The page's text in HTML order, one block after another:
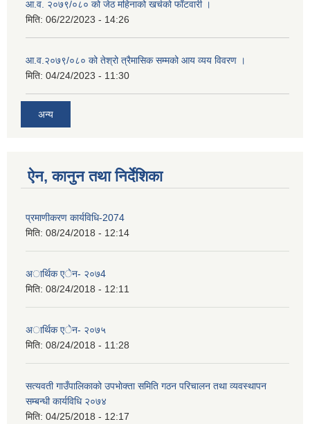
आ.व. २०७९/०८० को जेठ महिनाको खर्चको फाँटवारी ।
मिति: 06/22/2023 - 14:26
आ.व.२०७९/०८० को तेश्रो त्रैमासिक सम्मको आय व्यय विवरण ।
मिति: 04/24/2023 - 11:30
अन्य
ऐन, कानुन तथा निर्देशिका
प्रमाणीकरण कार्यविधि-2074
मिति: 08/24/2018 - 12:14
अार्थिक एेन- २०७4
मिति: 08/24/2018 - 12:11
अार्थिक एेन- २०७५
मिति: 08/24/2018 - 11:28
सत्यवती गाउँपालिकाको उपभाेक्ता समिति गठन परिचालन तथा व्यवस्थापन
सम्बन्धी कार्यविधि २०७४
मिति: 04/25/2018 - 12:17